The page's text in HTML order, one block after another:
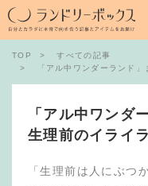
TOP
すべての記事
「アル中ワンダーランド」
「アル中ワンダ
生理前のイライ
「生理前は人にぶつ